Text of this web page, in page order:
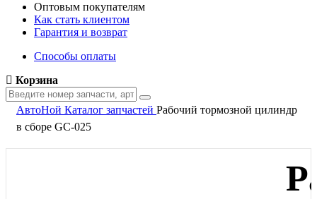
Оптовым покупателям
Как стать клиентом
Гарантия и возврат
Способы оплаты
Корзина
АвтоНой Каталог запчастей Рабочий тормозной цилиндр
в сборе GC-025